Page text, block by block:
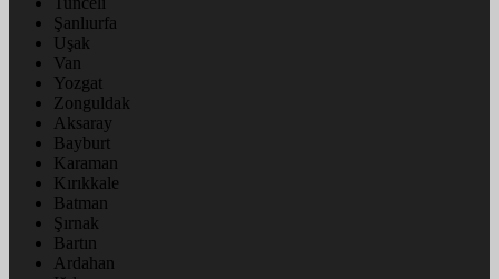
Şanlıurfa
Uşak
Van
Yozgat
Zonguldak
Aksaray
Bayburt
Karaman
Kırıkkale
Batman
Şırnak
Bartın
Ardahan